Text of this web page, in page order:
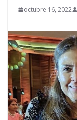
octubre 16, 2022